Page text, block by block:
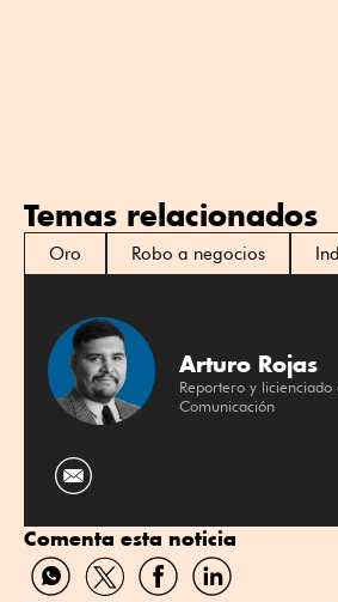
Temas relacionados
Oro Robo a negocios
Arturo Rojas
Reportero y
Comunicación
Comenta esta noticia
CompartirCompartirCompartirCompartir